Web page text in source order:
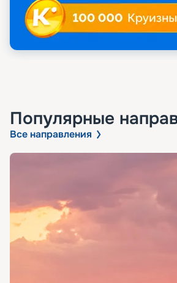
Популярные
Все направления